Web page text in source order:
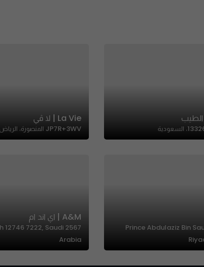
La Vie | لا ڤي
JP7R+3WV المنصورة، الرياض السعودية
7162 Prince Abdulaziz Bin
A&M | اي اند ام
12746 7222, Saudi
Arabia